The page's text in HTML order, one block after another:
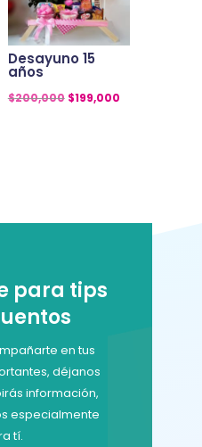
Desayuno 15
años
$200,000 El
$199,000El
para tips
en tus
déjanos
información,
especialmente
tí.